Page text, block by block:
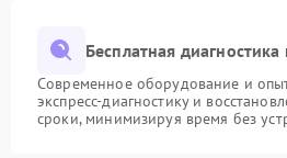
Бесплатная
Современное оборудование и
экспресс-диагностику и
сроки, минимизируя время без